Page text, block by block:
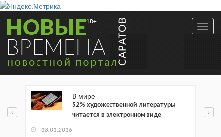
В мире
52% художественной литературы
читается в электронном виде
18.01.2016